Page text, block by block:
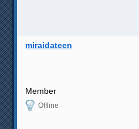
miraidateen
Member
Offline